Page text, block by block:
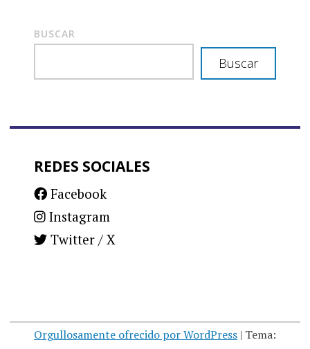
BUSCAR
Buscar
REDES SOCIALES
Facebook
Instagram
Twitter / X
Orgullosamente ofrecido por WordPress | Tema: